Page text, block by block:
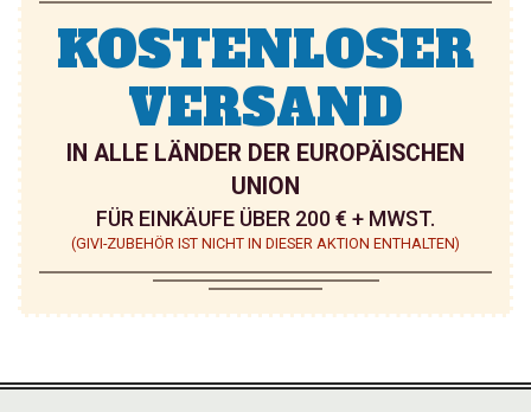
KOSTENLOSER
VERSAND
IN ALLE LÄNDER DER EUROPÄISCHEN
UNION
FÜR EINKÄUFE ÜBER 200 € + MWST.
(GIVI-ZUBEHÖR IST NICHT IN DIESER AKTION ENTHALTEN)